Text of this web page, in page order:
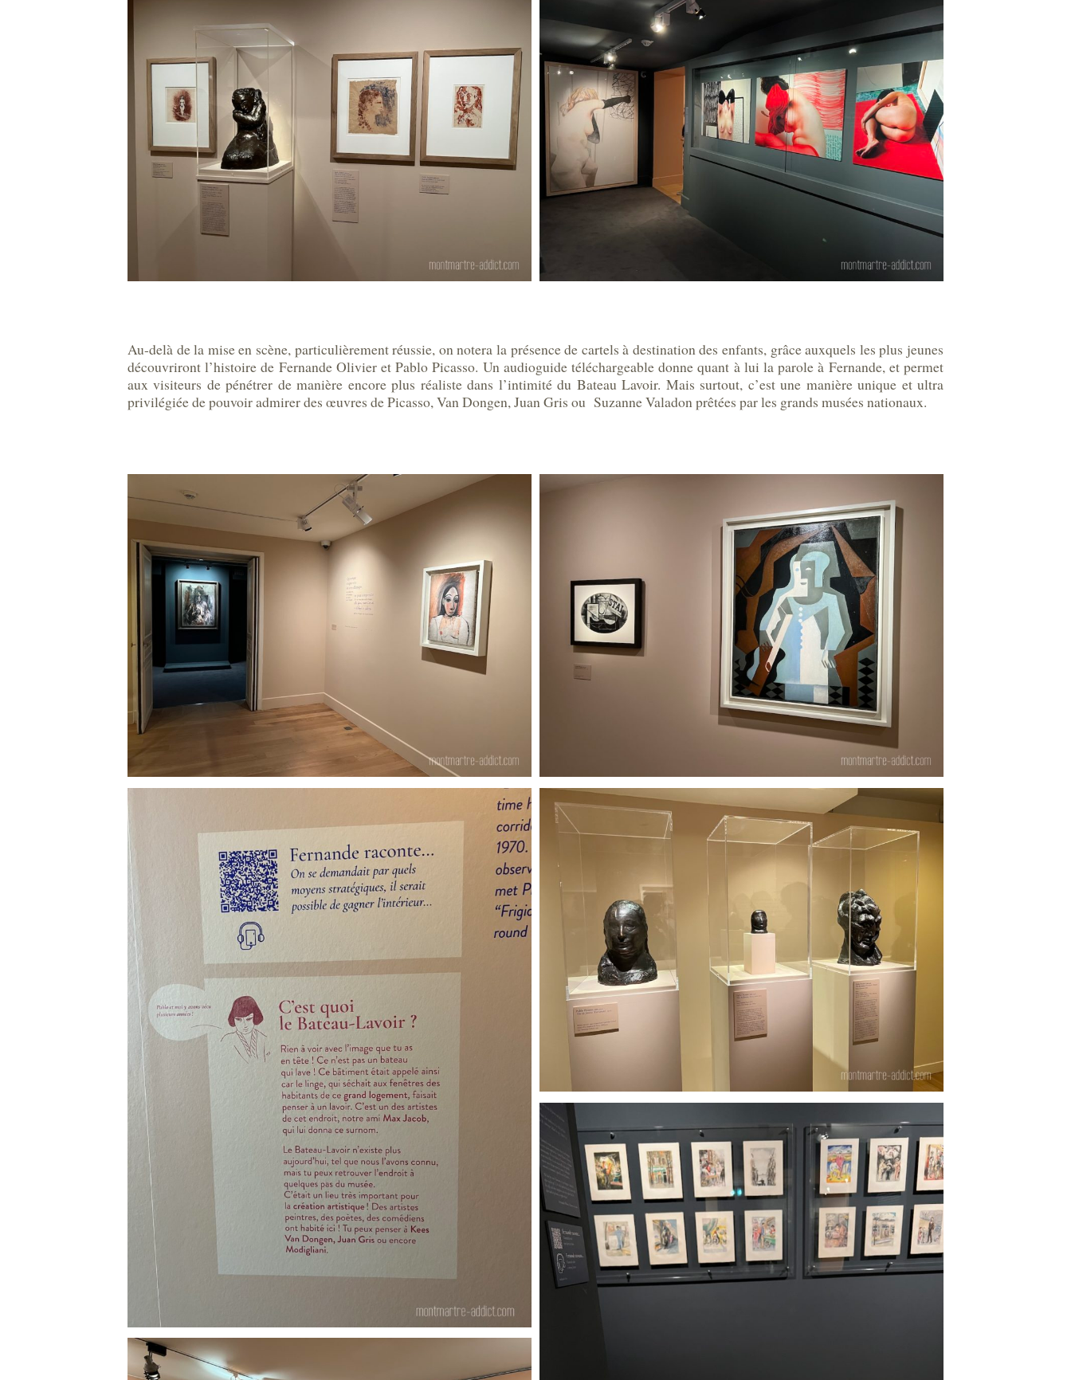
Au-delà de la mise en scène, particulièrement réussie, on notera la présence de cartels à destination des enfants, grâce auxquels les plus jeunes
découvriront l’histoire de Fernande Olivier et Pablo Picasso. Un audioguide téléchargeable donne quant à lui la parole à Fernande, et permet
aux visiteurs de pénétrer de manière encore plus réaliste dans l’intimité du Bateau Lavoir. Mais surtout, c’est une manière unique et ultra
privilégiée de pouvoir admirer des œuvres de Picasso, Van Dongen, Juan Gris ou Suzanne Valadon prêtées par les grands musées nationaux.